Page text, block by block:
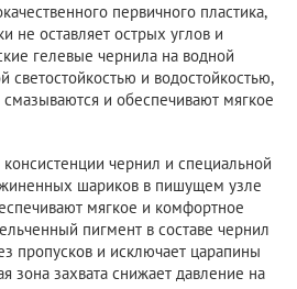
первичного пластика,
не оставляет острых углов и
гелевые чернила на водной
светостойкостью и водостойкостью,
и обеспечивают мягкое
чернил и специальной
шариков в пишущем узле
мягкое и комфортное
пигмент в составе чернил
пропусков и исключает царапины
зона захвата снижает давление на